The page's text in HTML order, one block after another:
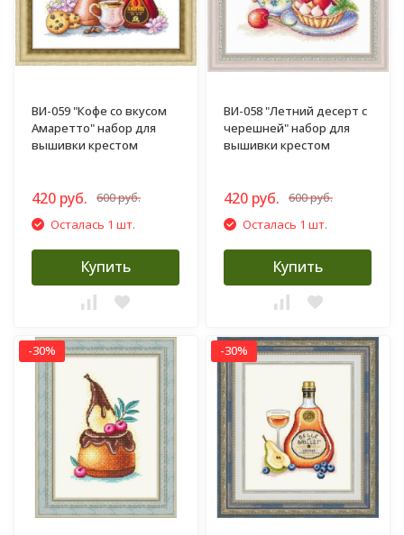
ВИ-059 "Кофе со вкусом
Амаретто" набор для
вышивки крестом
420 руб. 600 руб.
Осталась 1 шт.
Купить
ВИ-058 "Летний десерт с
черешней" набор для
вышивки крестом
420 руб. 600 руб.
Осталась 1 шт.
Купить
-30% -30%